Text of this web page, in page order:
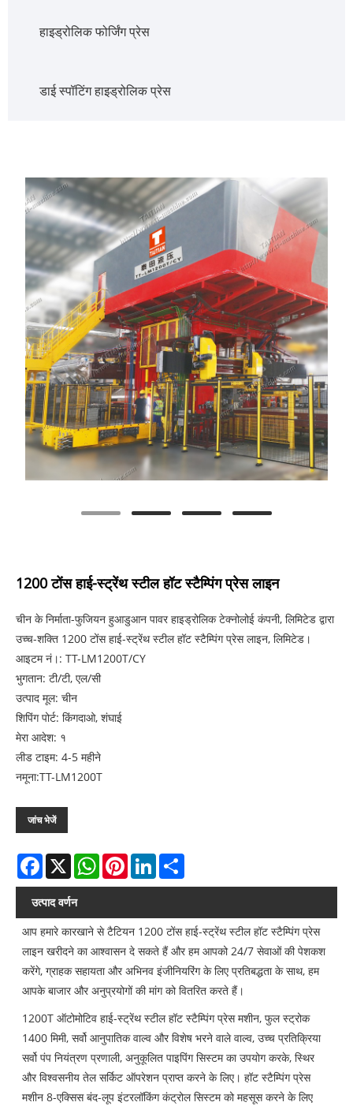
हाइड्रोलिक फोर्जिंग प्रेस
डाई स्पॉटिंग हाइड्रोलिक प्रेस
1200 टोंस हाई-स्ट्रेंथ स्टील हॉट स्टैम्पिंग प्रेस लाइन
चीन के निर्माता-फुजियन हुआडुआन पावर हाइड्रोलिक टेक्नोलोई कंपनी, लिमिटेड द्वारा
उच्च-शक्ति 1200 टोंस हाई-स्ट्रेंथ स्टील हॉट स्टैम्पिंग प्रेस लाइन, लिमिटेड।
आइटम नं।: TT-LM1200T/CY
भुगतान: टी/टी, एल/सी
उत्पाद मूल: चीन
शिपिंग पोर्ट: किंगदाओ, शंघाई
मेरा आदेश: १
लीड टाइम: 4-5 महीने
नमूना:TT-LM1200T
जांच भेजें
Facebook
X WhatsAppPinterestLinkedIn
उत्पाद वर्णन
आप हमारे कारखाने से टैटियन 1200 टोंस हाई-स्ट्रेंथ स्टील हॉट स्टैम्पिंग प्रेस
लाइन खरीदने का आश्वासन दे सकते हैं और हम आपको 24/7 सेवाओं की पेशकश
करेंगे, ग्राहक सहायता और अभिनव इंजीनियरिंग के लिए प्रतिबद्धता के साथ, हम
आपके बाजार और अनुप्रयोगों की मांग को वितरित करते हैं।
1200T ऑटोमोटिव हाई-स्ट्रेंथ स्टील हॉट स्टैम्पिंग प्रेस मशीन, फुल स्ट्रोक
1400 मिमी, सर्वो आनुपातिक वाल्व और विशेष भरने वाले वाल्व, उच्च प्रतिक्रिया
सर्वो पंप नियंत्रण प्रणाली, अनुकूलित पाइपिंग सिस्टम का उपयोग करके, स्थिर
और विश्वसनीय तेल सर्किट ऑपरेशन प्राप्त करने के लिए। हॉट स्टैम्पिंग प्रेस
मशीन 8-एक्सिस बंद-लूप इंटरलॉकिंग कंट्रोल सिस्टम को महसूस करने के लिए